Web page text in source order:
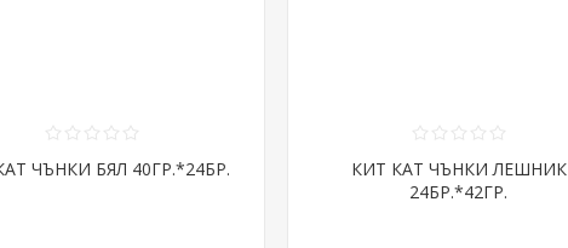
ЧЪНКИ БЯЛ 40ГР.*24БР.
КИТ КАТ ЧЪНКИ ЛЕШНИК
24БР.*42ГР.